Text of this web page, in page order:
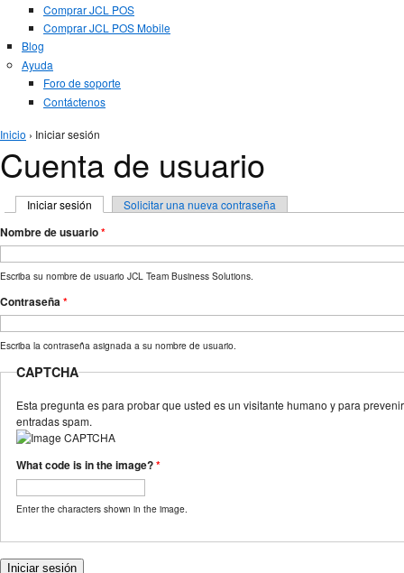
Comprar JCL POS
Comprar JCL POS Mobile
Blog
Ayuda
Foro de soporte
Contáctenos
Se encuentra usted aquí
Inicio › Iniciar sesión
Cuenta de usuario
Solapas principales
Iniciar sesión (solapa activa)
Solicitar una nueva contraseña
Nombre de usuario*
Escriba su nombre de usuario JCL Team Business Solutions.
Contraseña*
Escriba la contraseña asignada a su nombre de usuario.
CAPTCHA
Esta pregunta es para probar que usted es un visitante humano y para prevenir
entradas spam.
What code is in the image?*
Enter the characters shown in the image.